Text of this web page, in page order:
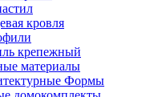
кровля
крепежный
материалы
Формы